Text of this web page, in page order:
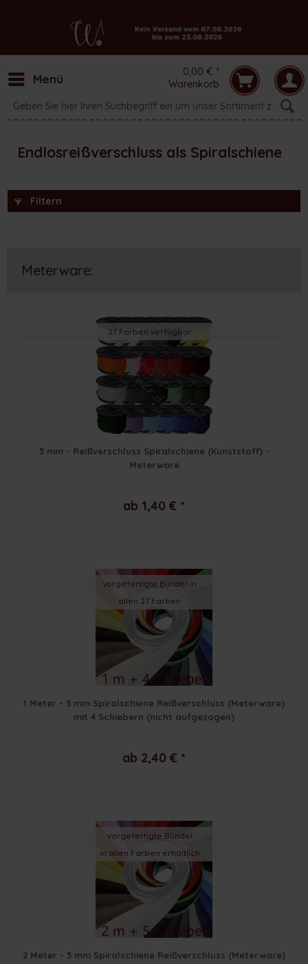
Menü
0,00 € *
Warenkorb
Endlosreißverschluss als Spiralschiene
Filtern
Meterware:
27 Farben verfügbar
3 mm - Reißverschluss Spiralschiene (Kunststoff) -
Meterware
ab 1,40 € *
vorgefertigte Bündel in
allen 27 Farben
1 Meter - 3 mm Spiralschiene Reißverschluss (Meterware)
mit 4 Schiebern (nicht aufgezogen)
ab 2,40 € *
vorgefertigte Bündel
in allen Farben erhältlich
2 Meter - 3 mm Spiralschiene Reißverschluss (Meterware)